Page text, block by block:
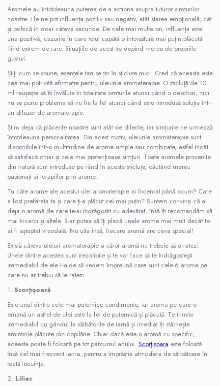
Pachet Bețisoare Parfumate HEM + Ulei
Parfumat Aromaterapie
Pachet Conuri Backflow HEM + Ulei
Parfumat Aromaterapie
Conuri Parfumate HEM 10 buc
Difuzoare Uleiuri Clasice
Suporți Conuri & bețe parfumate
Suporți Conuri Backflow
PARFUMURI Casă & Auto
Pachete Odorizante Auto
Odorizante auto cu pulverizator
Odorizante de cameră cu bețe
ratan
Difuzoare profesionale de parfum
Rezerve parfum pentru difuzoare
de parfum
CADOURI & Evenimente
Produse Religioase
Consumabile Ritualice
Candele și Lumânări
Lumânări cununie / botez
Cutii Dar / Trusou
Decor & Obiecte Design
Oglinzi decorative
Ceasuri Vinil
CRACIUN
B2B / Profesional
Aromele au întotdeauna puterea de a acționa asupra tuturor simțurilor
noastre. Ele ne pot influența pozitiv sau negativ, atât starea emoțională, cât
și psihică în doar câteva secunde. De cele mai multe ori, influența este
una pozitivă, cazurile în care totul capătă o întorsătură mai puțin plăcută
fiind extrem de rare. Situațiile de acest tip depind mereu de propriile
gusturi.
Știți cum se spune, esențele tari se țin în sticluțe mici! Cred că aceasta este
cea mai potrivită afirmație pentru uleiurile aromaterapie. O sticluță de 10
ml reușește să îți învăluie în totalitate simțurile atunci când o deschizi, nici
nu se pune problema să nu fie la fel atunci când este introdusă soluția într-
un difuzor de aromaterapie.
Știm deja că plăcerile noastre sunt atât de diferite, iar simțurile ne urmează
întotdeauna personalitatea. Din acest motiv, uleiurile aromaterapie sunt
disponibile într-o multitudine de arome simple sau combinate, astfel încât
să satisfacă chiar și cele mai pretențioase simțuri. Toate aromele provenite
din natură sunt introduse pe rând în aceste sticluțe, căutând mereu
pasionați ai terapiilor prin arome.
Tu câte arome ale acestui ulei aromaterapie ai încercat până acum? Care
a fost preferata ta și care ți-a plăcut cel mai puțin? Suntem convinși că ai
deja o aromă de care te-ai îndrăgostit cu adevărat, însă îți recomandăm să
mai încerci și altele. S-ar putea să îți placă unele arome mai mult decât te-
ai fi așteptat vreodată. Nu uita însă, fiecare aromă are ceva special!
Există câteva uleiuri aromaterapie a căror aromă nu trebuie să o ratezi.
Unele dintre acestea sunt irezistibile și te vor face să te îndrăgostești
iremediabil de ele.Haide să vedem împreună care sunt cele 6 arome pe
care nu ar trebui să le ratezi.
1. Scorțișoară
Este unul dintre cele mai puternice condimente, iar aroma pe care o
emană un astfel de ulei este la fel de puternică și plăcută. Te trimite
iremediabil cu gândul la sărbătorile de iarnă și imediat îți stârnește
amintirile plăcute din copilărie. Chiar dacă este o aromă cu specific,
aceasta poate fi folosită pe tot parcursul anului. Scorțișoara este folosită
însă cel mai frecvent iarna, pentru a împrăștia atmosfera de sărbătoare în
toată locuința.
2. Liliac